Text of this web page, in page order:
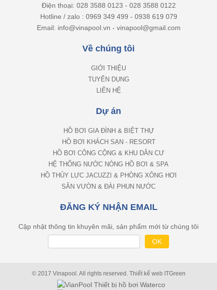
Điện thoại: 028 3588 0123 - 028 3588 0122
Hotline / zalo : 0969 349 499 - 0938 619 079
Email: info@vinapool.vn - vinapool@gmail.com
Về chúng tôi
GIỚI THIỆU
TUYỂN DỤNG
LIÊN HỆ
Dự án
HỒ BƠI GIA ĐÌNH & BIỆT THỰ
HỒ BƠI KHÁCH SẠN - RESORT
HỒ BƠI CÔNG CỘNG & KHU DÂN CƯ
HỆ THỐNG NƯỚC NÓNG HỒ BƠI & SPA
HỒ THỦY LỰC JACUZZI & PHÒNG XÔNG HƠI
SÂN VƯỜN & ĐÀI PHUN NƯỚC
ĐĂNG KÝ NHẬN EMAIL
Cập nhật thông tin khuyên mãi, sản phẩm mới từ chúng tôi
© 2017 Vinapool. All rights reserved. Thiết kế web ITGreen